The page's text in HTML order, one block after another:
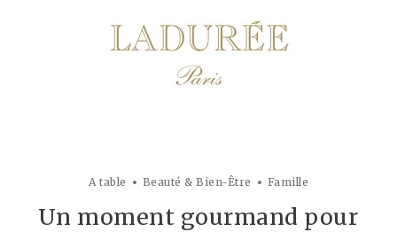
A table Beauté & Bien-Être Famille
Un moment gourmand pour